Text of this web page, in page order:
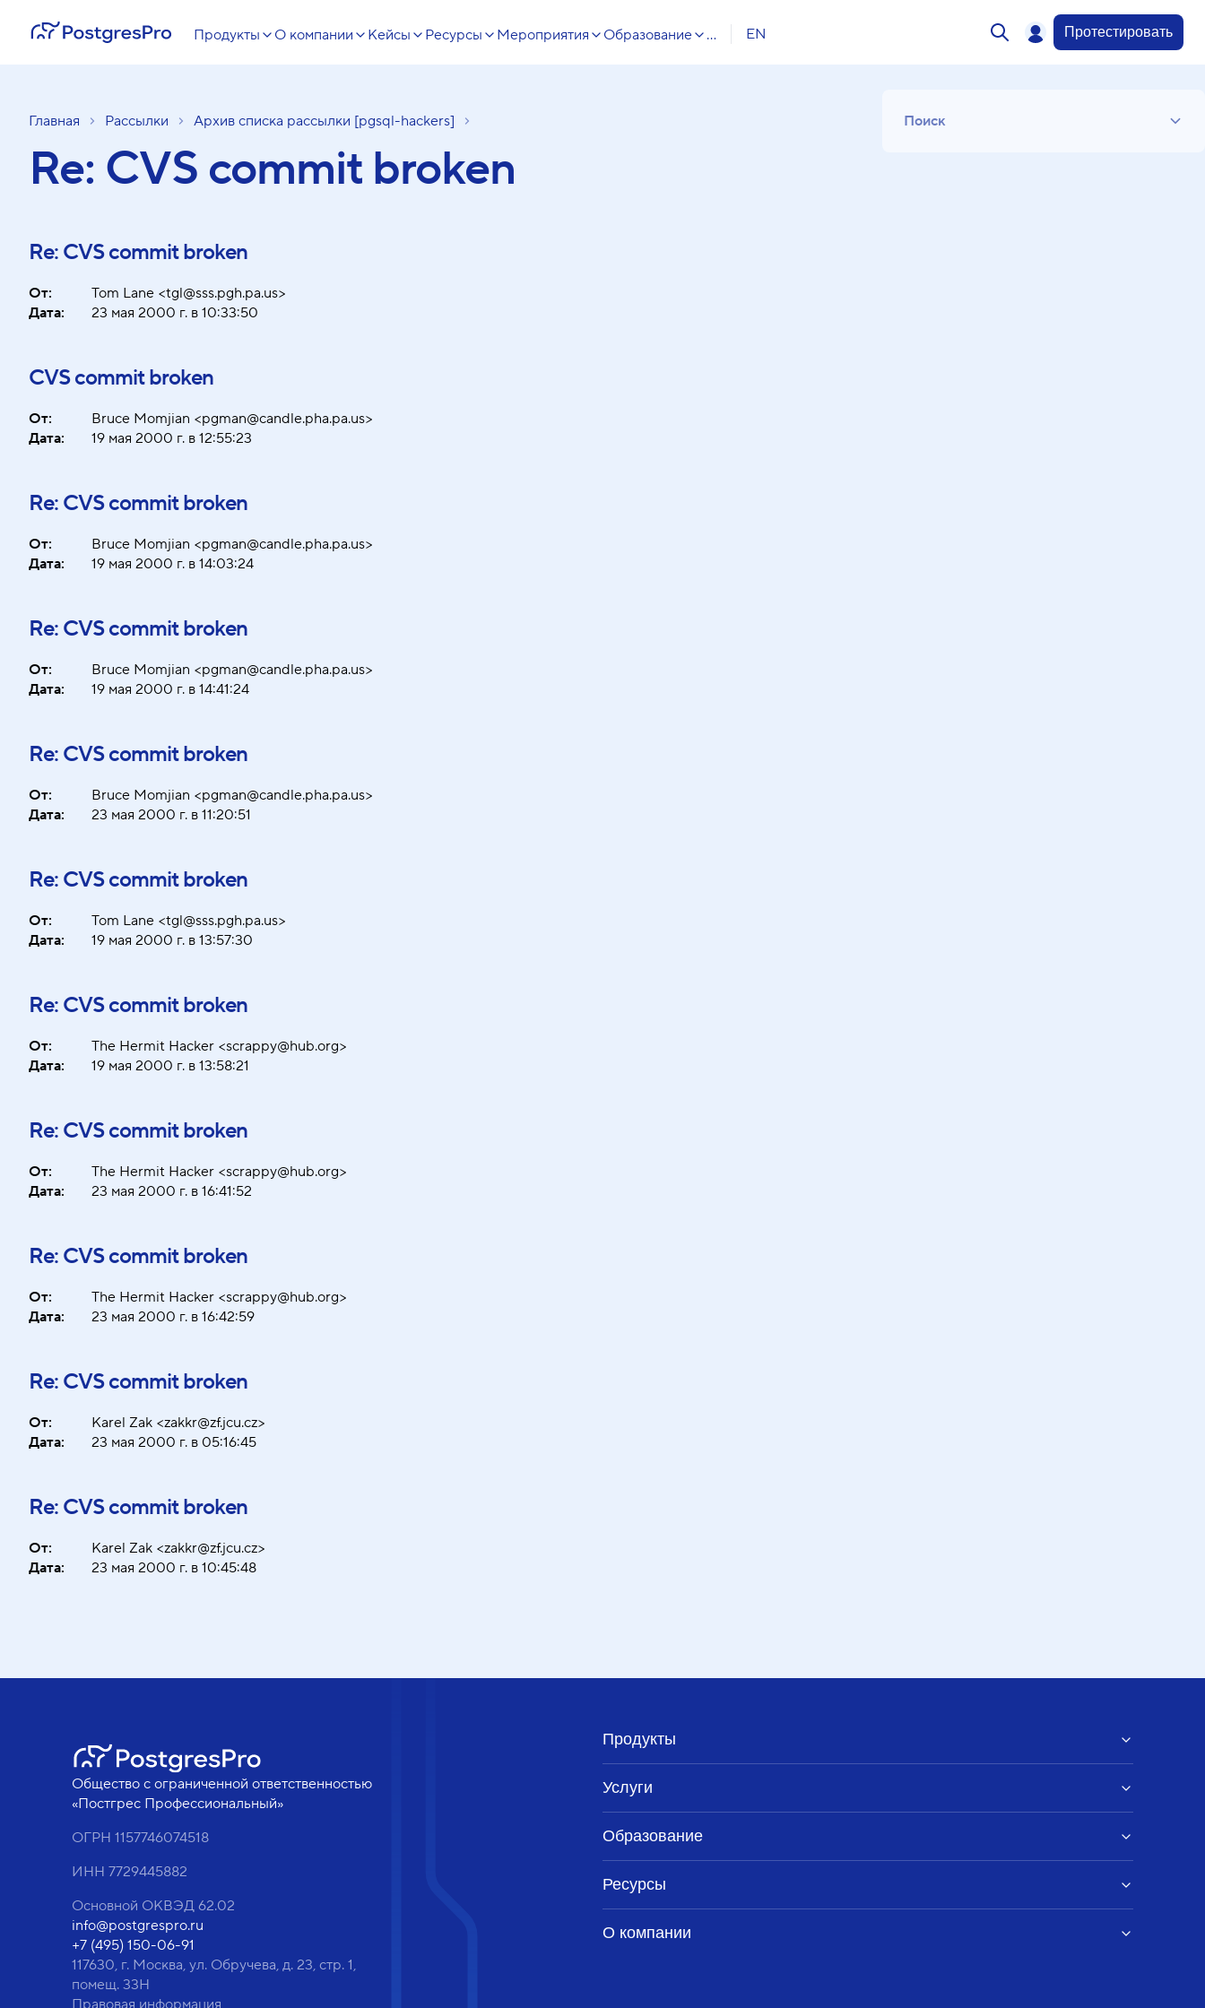
Продукты О компании Кейсы Ресурсы Мероприятия Образование ... EN Протестировать
Главная Рассылки Архив списка рассылки [pgsql-hackers]
Re: CVS commit broken
Поиск
Re: CVS commit broken
От:
Tom Lane <tgl@sss.pgh.pa.us>
Дата:
23 мая 2000 г. в 10:33:50
CVS commit broken
От:
Bruce Momjian <pgman@candle.pha.pa.us>
Дата:
19 мая 2000 г. в 12:55:23
Re: CVS commit broken
От:
Bruce Momjian <pgman@candle.pha.pa.us>
Дата:
19 мая 2000 г. в 14:03:24
Re: CVS commit broken
От:
Bruce Momjian <pgman@candle.pha.pa.us>
Дата:
19 мая 2000 г. в 14:41:24
Re: CVS commit broken
От:
Bruce Momjian <pgman@candle.pha.pa.us>
Дата:
23 мая 2000 г. в 11:20:51
Re: CVS commit broken
От:
Tom Lane <tgl@sss.pgh.pa.us>
Дата:
19 мая 2000 г. в 13:57:30
Re: CVS commit broken
От:
The Hermit Hacker <scrappy@hub.org>
Дата:
19 мая 2000 г. в 13:58:21
Re: CVS commit broken
От:
The Hermit Hacker <scrappy@hub.org>
Дата:
23 мая 2000 г. в 16:41:52
Re: CVS commit broken
От:
The Hermit Hacker <scrappy@hub.org>
Дата:
23 мая 2000 г. в 16:42:59
Re: CVS commit broken
От:
Karel Zak <zakkr@zf.jcu.cz>
Дата:
23 мая 2000 г. в 05:16:45
Re: CVS commit broken
От:
Karel Zak <zakkr@zf.jcu.cz>
Дата:
23 мая 2000 г. в 10:45:48
Общество с ограниченной ответственностью
«Постгрес Профессиональный»
ОГРН 1157746074518
ИНН 7729445882
Основной ОКВЭД 62.02
info@postgrespro.ru
+7 (495) 150-06-91
117630, г. Москва, ул. Обручева, д. 23, стр. 1,
помещ. 33Н
Правовая информация
Продукты
Услуги
Образование
Ресурсы
О компании